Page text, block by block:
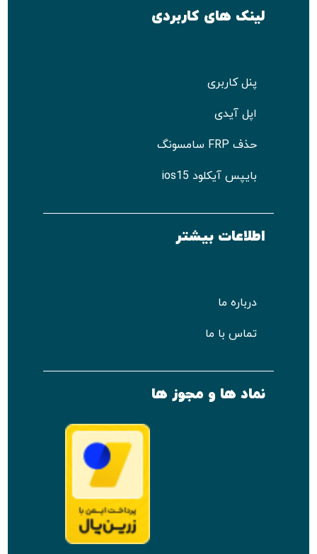
لینک های کاربردی
پنل کاربری
اپل آیدی
حذف FRP سامسونگ
بایپس آیکلود ios15
اطلاعات بیشتر
درباره ما
تماس با ما
نماد ها و مجوز ها